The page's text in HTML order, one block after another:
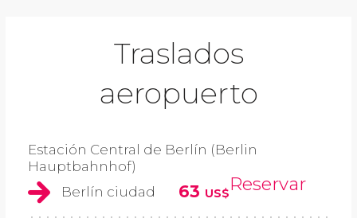
Traslados
aeropuerto
Estación Central de Berlín (Berlin
Hauptbahnhof)
Berlín ciudad
63 US$Reservar